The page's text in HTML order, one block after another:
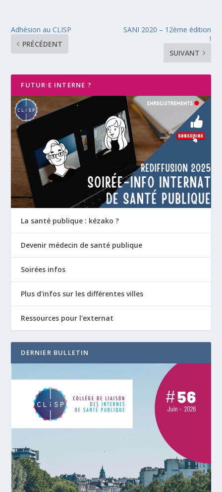
Adhésion au CLISP
PRÉCÉDENT
SANI 2020 – 12ème édition
!
SUIVANT
FUTUR·E INTERNE ?
La santé publique : kézako ?
Devenir médecin de santé publique
Soirées infos
Plus d'infos sur les différentes villes
Ressources pour l'externat
DERNIER BULLETIN